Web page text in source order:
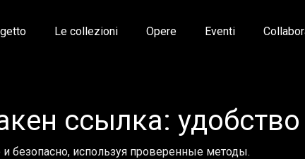
Le collezioni Opere Eventi
ссылка:
безопасно, используя проверенные методы.